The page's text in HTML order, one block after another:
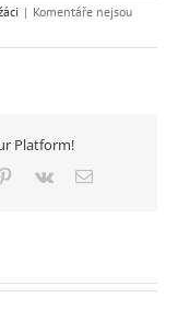
| Komentáře nejsou
Platform!
Pinterest
Vk
E-